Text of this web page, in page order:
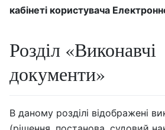
кабінеті користувача
Розділ «Виконавчі
документи»
В даному розділі відображені